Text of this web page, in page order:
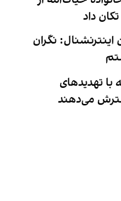
داد
اینترنشنال: نگران
با تهدیدهای
می‌دهند